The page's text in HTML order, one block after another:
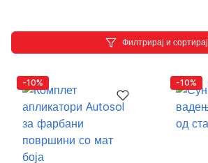
Филтрирај и сортирај
-10% -10%